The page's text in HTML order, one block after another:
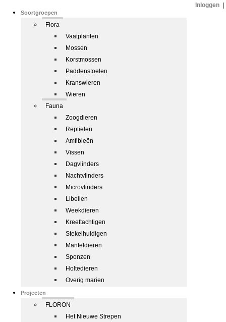
Soortgroepen
Flora
Vaatplanten
Mossen
Korstmossen
Paddenstoelen
Kranswieren
Wieren
Fauna
Zoogdieren
Reptielen
Amfibieën
Vissen
Dagvlinders
Nachtvlinders
Microvlinders
Libellen
Weekdieren
Kreeftachtigen
Stekelhuidigen
Manteldieren
Sponzen
Holtedieren
Overig marien
Projecten
FLORON
Het Nieuwe Strepen
Inloggen